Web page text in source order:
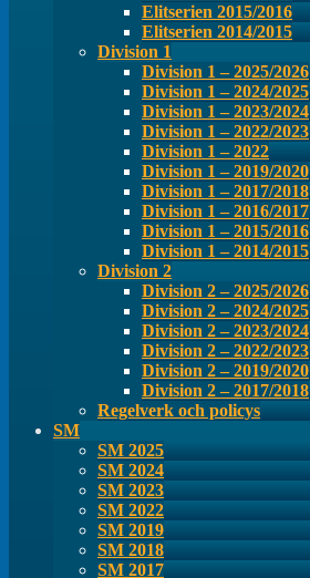
Elitserien 2015/2016
Elitserien 2014/2015
Division 1
Division 1 – 2025/2026
Division 1 – 2024/2025
Division 1 – 2023/2024
Division 1 – 2022/2023
Division 1 – 2022
Division 1 – 2019/2020
Division 1 – 2017/2018
Division 1 – 2016/2017
Division 1 – 2015/2016
Division 1 – 2014/2015
Division 2
Division 2 – 2025/2026
Division 2 – 2024/2025
Division 2 – 2023/2024
Division 2 – 2022/2023
Division 2 – 2019/2020
Division 2 – 2017/2018
Regelverk och policys
SM
SM 2025
SM 2024
SM 2023
SM 2022
SM 2019
SM 2018
SM 2017